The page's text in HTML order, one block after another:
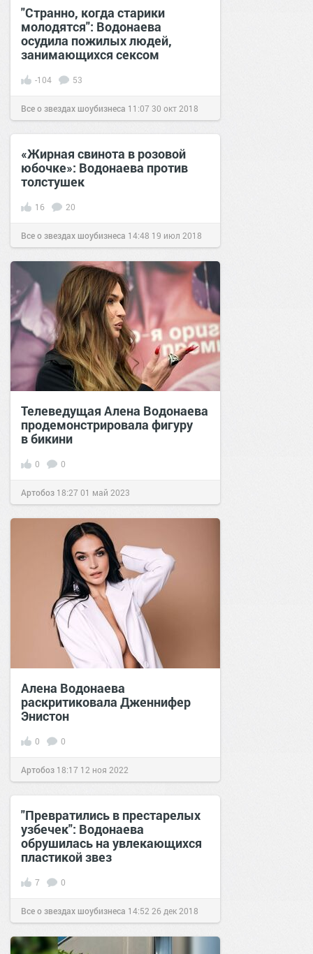
"Странно, когда старики
молодятся": Водонаева
осудила пожилых людей,
занимающихся сексом
-104 53
Все о звездах шоубизнеса 11:07 30 окт 2018
«Жирная свинота в розовой
юбочке»: Водонаева против
толстушек
16 20
Все о звездах шоубизнеса 14:48 19 июл 2018
Телеведущая Алена Водонаева
продемонстрировала фигуру
в бикини
0 0
Артобоз 18:27 01 май 2023
Алена Водонаева
раскритиковала Дженнифер
Энистон
0 0
Артобоз 18:17 12 ноя 2022
"Превратились в престарелых
узбечек": Водонаева
обрушилась на увлекающихся
пластикой звез
7 0
Все о звездах шоубизнеса 14:52 26 дек 2018